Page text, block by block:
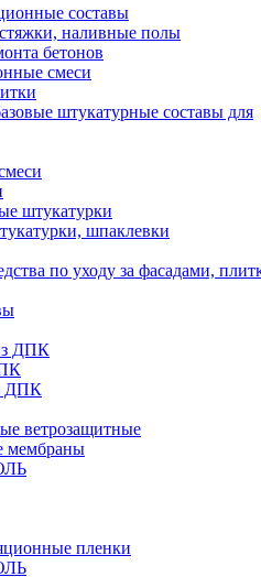
составы
наливные полы
бетонов
смеси
штукатурные составы для
штукатурки
шпаклевки
по уходу за фасадами,
ДПК
ДПК
ветрозащитные
мембраны
пленки